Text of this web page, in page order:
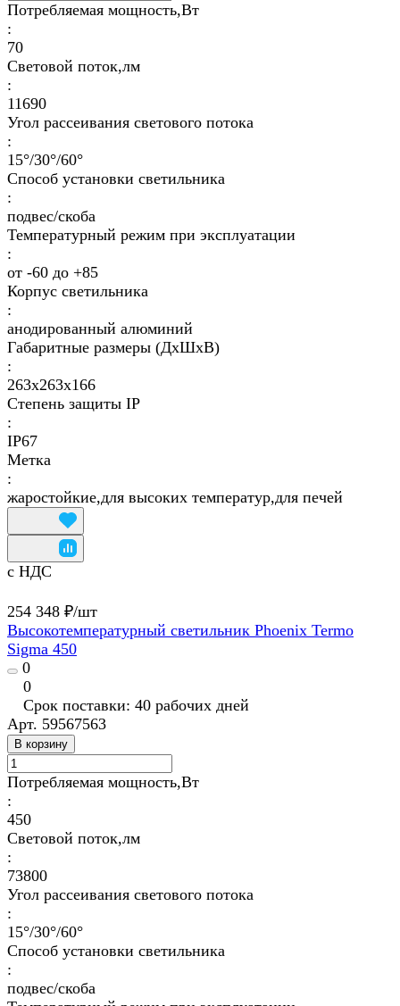
Потребляемая мощность,Вт
:
70
Световой поток,лм
:
11690
Угол рассеивания светового потока
:
15°/30°/60°
Способ установки светильника
:
подвес/скоба
Температурный режим при эксплуатации
:
от -60 до +85
Корпус светильника
:
анодированный алюминий
Габаритные размеры (ДхШхВ)
:
263x263x166
Степень защиты IP
:
IP67
Метка
:
жаростойкие,для высоких температур,для печей
с НДС
254 348 ₽/шт
Высокотемпературный светильник Phoenix Termo
Sigma 450
0
0
Срок поставки: 40 рабочих дней
Арт. 59567563
В корзину
Потребляемая мощность,Вт
:
450
Световой поток,лм
:
73800
Угол рассеивания светового потока
:
15°/30°/60°
Способ установки светильника
:
подвес/скоба